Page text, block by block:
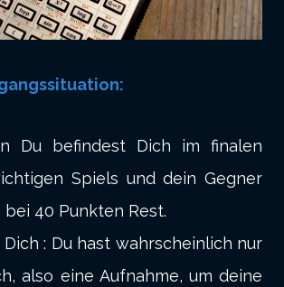
Du befindest Dich im finalen
Spiels und dein Gegner
40 Punkten Rest.
: Du hast wahrscheinlich nur
also eine Aufnahme, um deine